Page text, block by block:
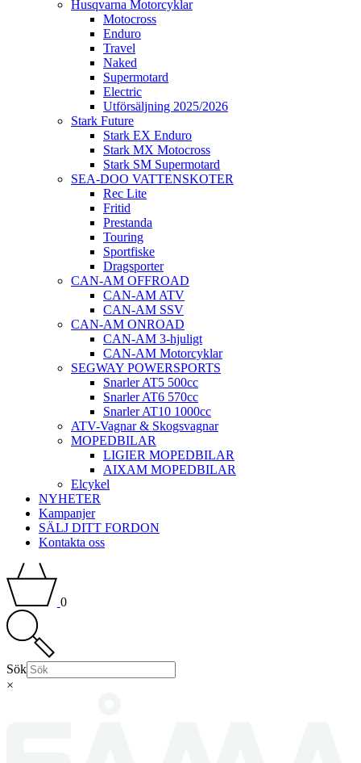
Husqvarna Motorcyklar
Motocross
Enduro
Travel
Naked
Supermotard
Electric
Utförsäljning 2025/2026
Stark Future
Stark EX Enduro
Stark MX Motocross
Stark SM Supermotard
SEA-DOO VATTENSKOTER
Rec Lite
Fritid
Prestanda
Touring
Sportfiske
Dragsporter
CAN-AM OFFROAD
CAN-AM ATV
CAN-AM SSV
CAN-AM ONROAD
CAN-AM 3-hjuligt
CAN-AM Motorcyklar
SEGWAY POWERSPORTS
Snarler AT5 500cc
Snarler AT6 570cc
Snarler AT10 1000cc
ATV-Vagnar & Skogsvagnar
MOPEDBILAR
LIGIER MOPEDBILAR
AIXAM MOPEDBILAR
Elcykel
NYHETER
Kampanjer
SÄLJ DITT FORDON
Kontakta oss
0
Sök
×